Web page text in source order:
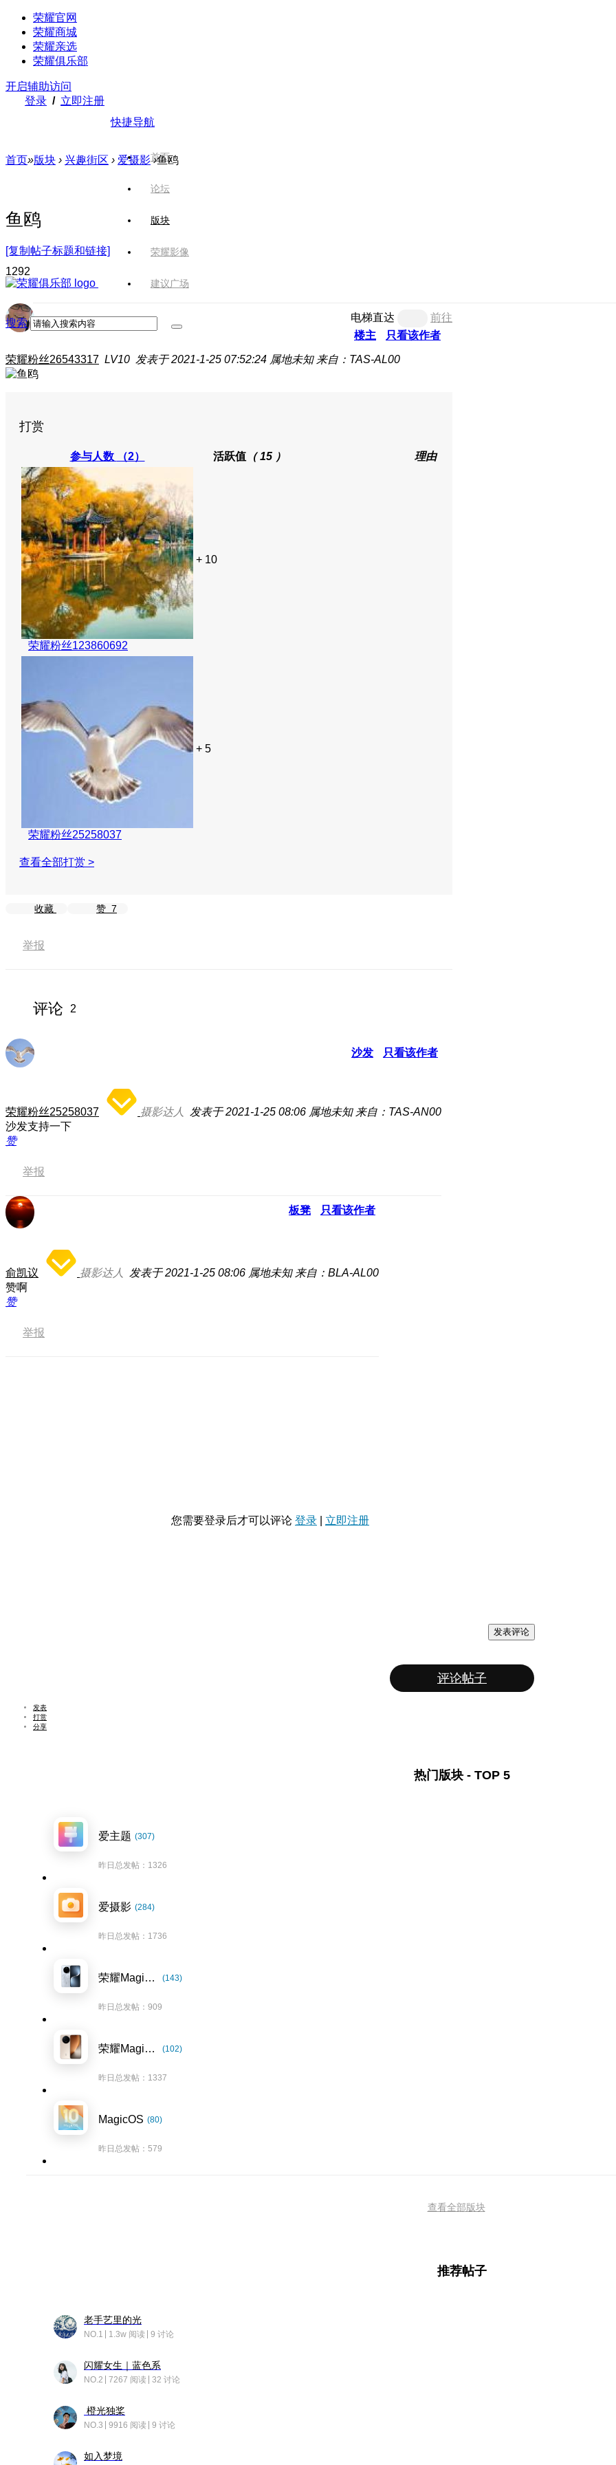
荣耀官网
荣耀商城
荣耀亲选
荣耀俱乐部
开启辅助访问
登录 / 立即注册
快捷导航
首页
论坛
版块
荣耀影像
建议广场
搜索
首页»版块 › 兴趣街区 › 爱摄影 ›鱼鸥
鱼鸥
[复制帖子标题和链接]
1292
电梯直达
前往
楼主
只看该作者
荣耀粉丝26543317 LV10 发表于 2021-1-25 07:52:24 属地未知 来自：TAS-AL00
打赏
参与人数 （2） 活跃值（ 15 ） 理由
荣耀粉丝123860692
+ 10
荣耀粉丝25258037
+ 5
查看全部打赏 >
收藏 赞 7
举报
评论 2
沙发 只看该作者
荣耀粉丝25258037 摄影达人 发表于 2021-1-25 08:06 属地未知 来自：TAS-AN00
沙发支持一下
赞
举报
板凳 只看该作者
俞凯议 摄影达人 发表于 2021-1-25 08:06 属地未知 来自：BLA-AL00
赞啊
赞
举报
您需要登录后才可以评论 登录 立即注册
发表评论
评论帖子
发表
打赏
分享
热门版块 - TOP 5
爱主题 (307)
昨日总发帖：1326
爱摄影 (284)
昨日总发帖：1736
荣耀Magic7系列 (143)
昨日总发帖：909
荣耀Magic8系列 (102)
昨日总发帖：1337
MagicOS (80)
昨日总发帖：579
查看全部版块
推荐帖子
老手艺里的光
NO.1 1.3w 阅读 9 讨论
闪耀女生｜蓝色系
NO.2 7267 阅读 32 讨论
橙光独桨
NO.3 9916 阅读 9 讨论
如入梦境